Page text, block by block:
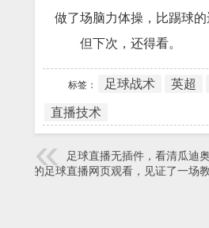
做了场脑力体操，比踢球的
但下次，还得看。
标签： 足球战术 英超
直播技术
足球直播无插件，看清瓜迪
深夜的足球直播网页观看，见证了一场